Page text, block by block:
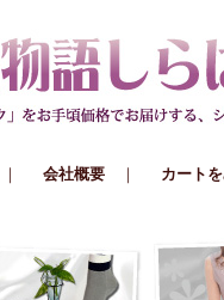
｜ 会社概要 ｜ カート